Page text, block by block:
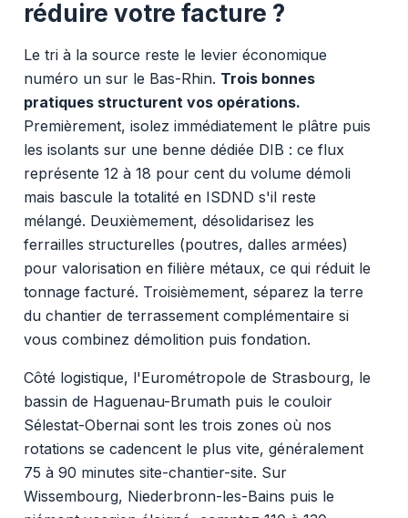
réduire votre facture ?
Le tri à la source reste le levier économique
numéro un sur le Bas-Rhin. Trois bonnes
pratiques structurent vos opérations.
Premièrement, isolez immédiatement le plâtre puis
les isolants sur une benne dédiée DIB : ce flux
représente 12 à 18 pour cent du volume démoli
mais bascule la totalité en ISDND s'il reste
mélangé. Deuxièmement, désolidarisez les
ferrailles structurelles (poutres, dalles armées)
pour valorisation en filière métaux, ce qui réduit le
tonnage facturé. Troisièmement, séparez la terre
du chantier de terrassement complémentaire si
vous combinez démolition puis fondation.
Côté logistique, l'Eurométropole de Strasbourg, le
bassin de Haguenau-Brumath puis le couloir
Sélestat-Obernai sont les trois zones où nos
rotations se cadencent le plus vite, généralement
75 à 90 minutes site-chantier-site. Sur
Wissembourg, Niederbronn-les-Bains puis le